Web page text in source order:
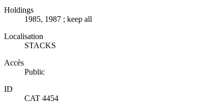
Holdings
1985, 1987 ; keep all
Localisation
STACKS
Accès
Public
ID
CAT 4454